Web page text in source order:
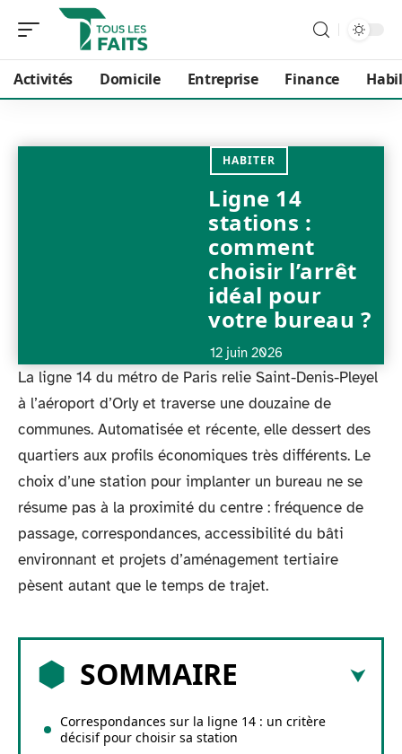
Activités Domicile Entreprise Finance
HABITER
Ligne 14
stations :
comment
choisir l’arrêt
idéal pour
votre bureau ?
12 juin 2026
La ligne 14 du métro de Paris relie Saint-Denis-Pleyel
à l’aéroport d’Orly et traverse une douzaine de
communes. Automatisée et récente, elle dessert des
quartiers aux profils économiques très différents. Le
choix d’une station pour implanter un bureau ne se
résume pas à la proximité du centre : fréquence de
passage, correspondances, accessibilité du bâti
environnant et projets d’aménagement tertiaire
pèsent autant que le temps de trajet.
SOMMAIRE
Correspondances sur la ligne 14 : un critère
décisif pour choisir sa station